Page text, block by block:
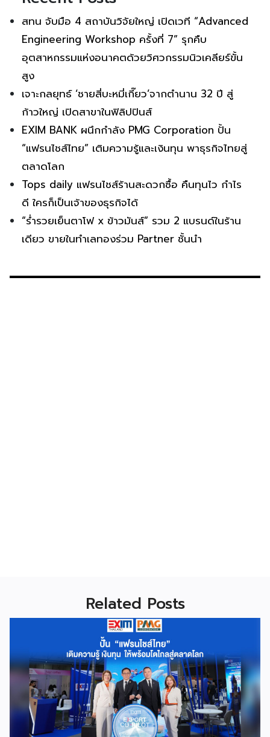
สทน จับมือ 4 สถาบันวิจัยใหญ่ เปิดเวที “Advanced
Engineering Workshop ครั้งที่ 7” รุกคืบ
อุตสาหกรรมแห่งอนาคตด้วยวิศวกรรมนิวเคลียร์ขั้น
สูง
เจาะกลยุทธ์ ‘ชายสี่บะหมี่เกี๊ยว’จากตำนาน 32 ปี สู่
ก้าวใหญ่ เปิดสาขาในฟิลิปปินส์
EXIM BANK ผนึกกำลัง PMG Corporation ปั้น
“แฟรนไชส์ไทย” เติมความรู้และเงินทุน พาธุรกิจไทยสู่
ตลาดโลก
Tops daily แฟรนไชส์ร้านสะดวกซื้อ คืนทุนไว กำไร
ดี ใครก็เป็นเจ้าของธุรกิจได้
“ร่ำรวยเย็นตาโฟ x ข้าวมันส์” รวม 2 แบรนด์ในร้าน
เดียว ขายในทำเลทองร่วม Partner ชั้นนำ
Related Posts